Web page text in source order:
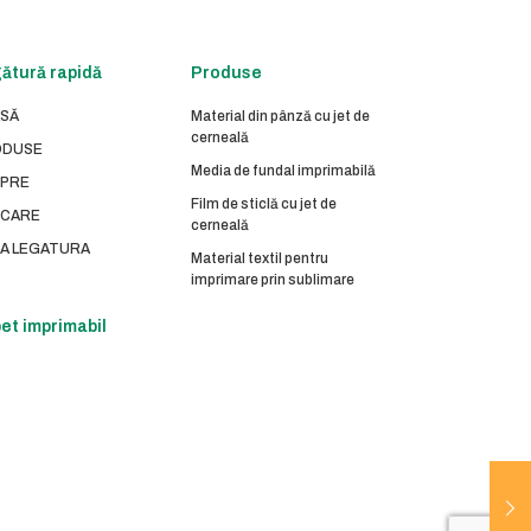
rapidă
LEGATURA
imprimabil
Produse
Material din pânză cu jet de
cerneală
Media de fundal imprimabilă
Film de sticlă cu jet de
cerneală
Material textil pentru
imprimare prin sublimare